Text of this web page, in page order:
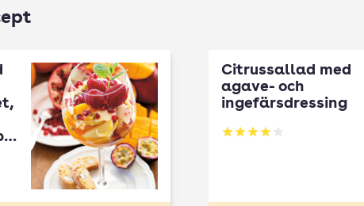
Citrussallad med
agave- och
ingefärsdressing
Betyg: 4.13 av 5